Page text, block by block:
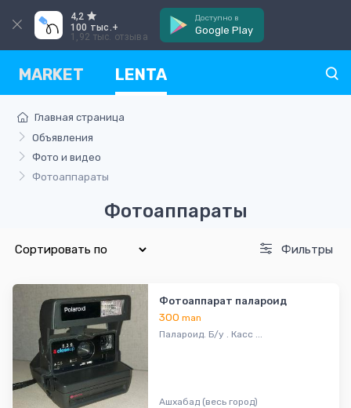
4,2
100 тыс.+
1,92 тыс. отзыва
Доступно в
Google Play
MARKET LENTA
Главная страница
Объявления
Фото и видео
Фотоаппараты
Фотоаппараты
Фильтры
Фотоаппарат палароид
300man
Палароид. Б/у . Касс ...
Ашхабад (весь город)